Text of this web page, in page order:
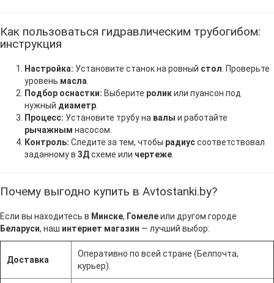
Как пользоваться гидравлическим трубогибом:
инструкция
Настройка: Установите станок на ровный стол . Проверьте
уровень масла
Подбор оснастки: Выберите роликили пуансон под
нужный диаметр
Процесс: Установите трубу на валы и работайте
рычажным насосом.
Контроль: Следите за тем, чтобы радиуссоответствовал
заданному в 3Дсхеме или чертеже
Почему выгодно купить в Avtostanki.by?
Если вы находитесь в Минске, Гомелеили другом городе
Беларуси, наш интернет магазин — лучший выбор:
Доставка
Оперативно по всей стране (Белпочта,
курьер).